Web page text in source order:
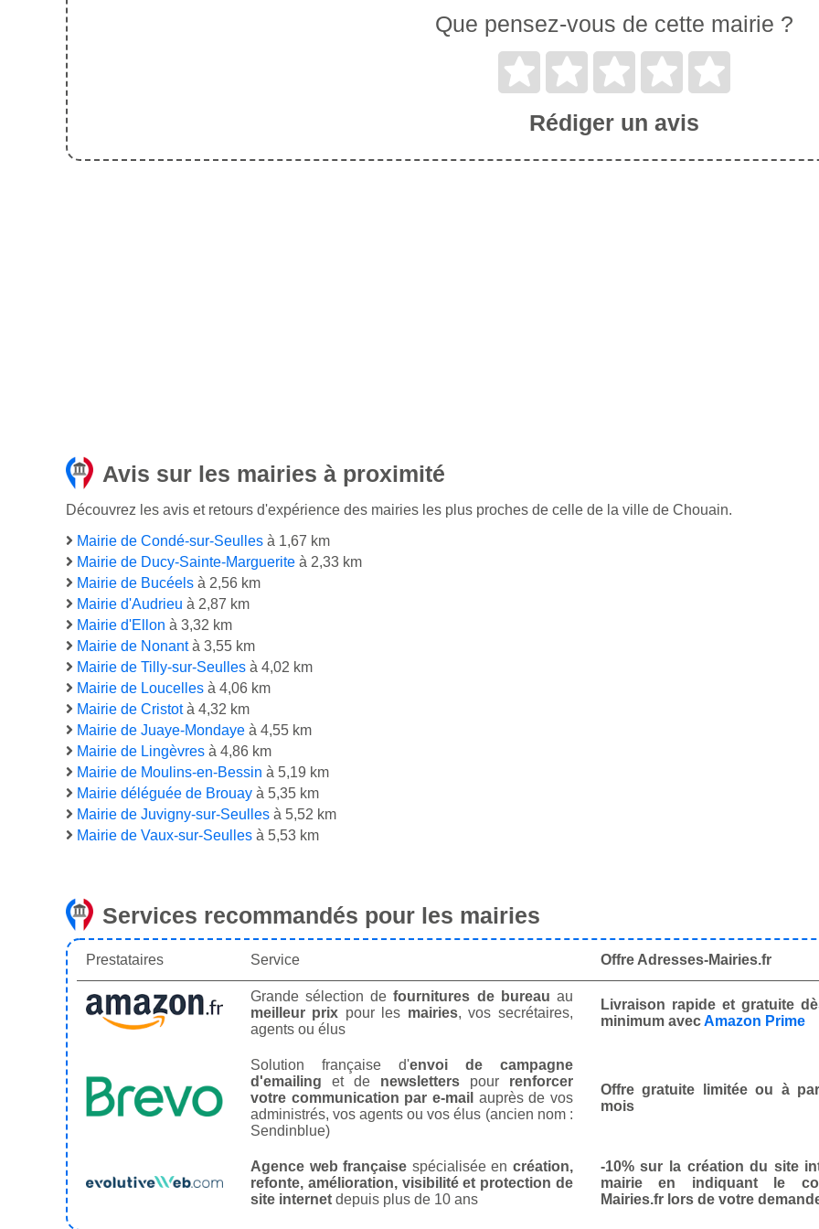
Que pensez-vous de cette mairie ?
Rédiger un avis
Avis sur les mairies à proximité
Découvrez les avis et retours d'expérience des mairies les plus proches de celle de la ville de Chouain.
Mairie de Condé-sur-Seulles à 1,67 km
Mairie de Ducy-Sainte-Marguerite à 2,33 km
Mairie de Bucéels à 2,56 km
Mairie d'Audrieu à 2,87 km
Mairie d'Ellon à 3,32 km
Mairie de Nonantà 3,55 km
Mairie de Tilly-sur-Seulles à 4,02 km
Mairie de Loucelles à 4,06 km
Mairie de Cristotà 4,32 km
Mairie de Juaye-Mondaye à 4,55 km
Mairie de Lingèvres à 4,86 km
Mairie de Moulins-en-Bessin à 5,19 km
Mairie déléguée de Brouay à 5,35 km
Mairie de Juvigny-sur-Seulles à 5,52 km
Mairie de Vaux-sur-Seulles à 5,53 km
Services recommandés pour les mairies
Prestataires Service Offre Adresses-Mairies.fr
Grande sélection defournitures de bureau au
meilleur prix pour les mairies, vos secrétaires,
agents ou élus
Livraison rapide et gratuite
minimum avecAmazon Prime
Solution française d'envoi de campagne
d'emailing et de newsletterspour renforcer
votre communication par e-mail auprès de vos
administrés, vos agents ou vos élus (ancien nom :
Sendinblue)
Offre gratuite limitée ou à
mois
Agence web française spécialisée en création,
refonte, amélioration, visibilité et protection de
site internet depuis plus de 10 ans
-10% sur la création du site
mairie en indiquant le
Mairies.fr lors de votre